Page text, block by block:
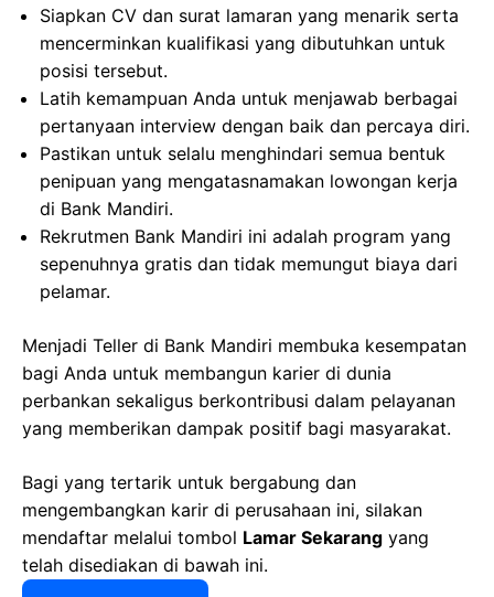
Siapkan CV dan surat lamaran yang menarik serta
mencerminkan kualifikasi yang dibutuhkan untuk
posisi tersebut.
Latih kemampuan Anda untuk menjawab berbagai
pertanyaan interview dengan baik dan percaya diri.
Pastikan untuk selalu menghindari semua bentuk
penipuan yang mengatasnamakan lowongan kerja
di Bank Mandiri.
Rekrutmen Bank Mandiri ini adalah program yang
sepenuhnya gratis dan tidak memungut biaya dari
pelamar.
Menjadi Teller di Bank Mandiri membuka kesempatan
bagi Anda untuk membangun karier di dunia
perbankan sekaligus berkontribusi dalam pelayanan
yang memberikan dampak positif bagi masyarakat.
Bagi yang tertarik untuk bergabung dan
mengembangkan karir di perusahaan ini, silakan
mendaftar melalui tombol Lamar Sekarang yang
telah disediakan di bawah ini.